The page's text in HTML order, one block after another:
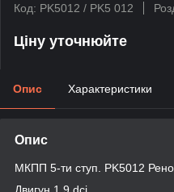
Код: PK5012 / PK5 012
Ціну уточнюйте
Опис Характеристики
Опис
МКПП 5-ти ступ. PK5012
Двигун 1.9 dсi